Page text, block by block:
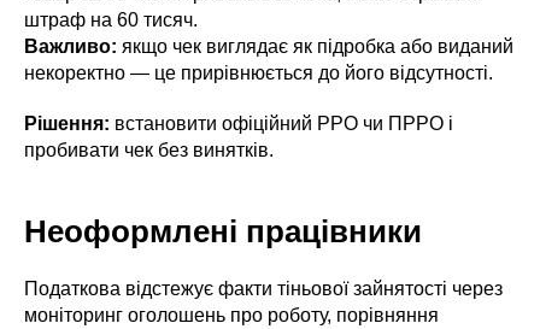
штраф на 60 тисяч.
Важливо: якщо чек виглядає як підробка або виданий
некоректно — це прирівнюється до його відсутності.
Рішення: встановити офіційний РРО чи ПРРО і
пробивати чек без винятків.
Неоформлені працівники
Податкова відстежує факти тіньової зайнятості через
моніторинг оголошень про роботу, порівняння